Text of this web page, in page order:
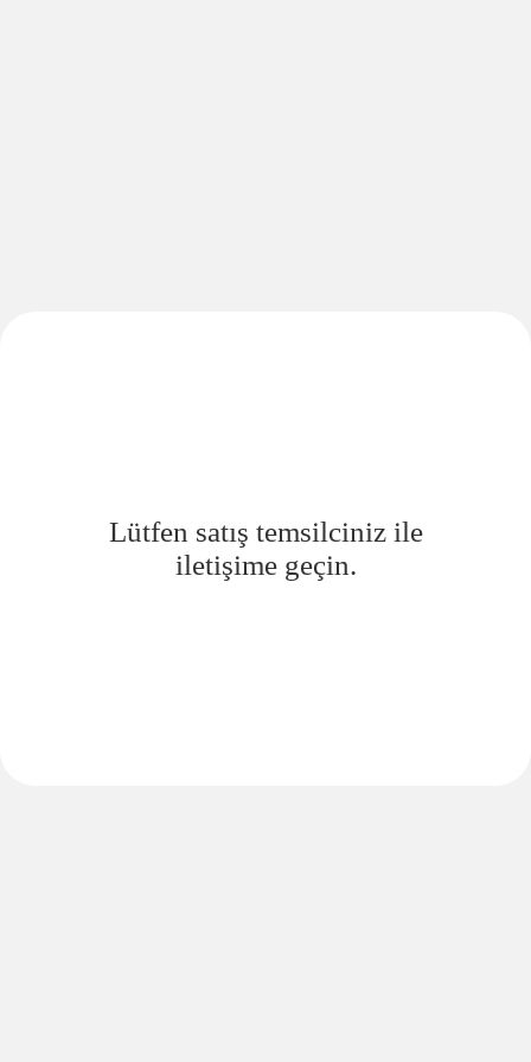
Lütfen satış temsilciniz ile
iletişime geçin.